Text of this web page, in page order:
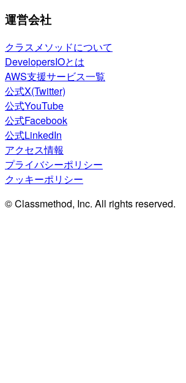
運営会社
クラスメソッドについて
DevelopersIOとは
AWS支援サービス一覧
公式X(Twitter)
公式YouTube
公式Facebook
公式LinkedIn
アクセス情報
プライバシーポリシー
クッキーポリシー
© Classmethod, Inc. All rights reserved.